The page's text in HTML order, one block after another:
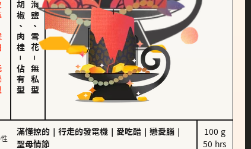
型 胡椒、肉桂
－
佔有型
海鹽、雪花
－
無私型
滿懂撩的 行走的發電機 愛吃醋 戀愛腦
聖母情節
100 g
50 hrs